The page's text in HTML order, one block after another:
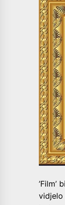
vidjelo